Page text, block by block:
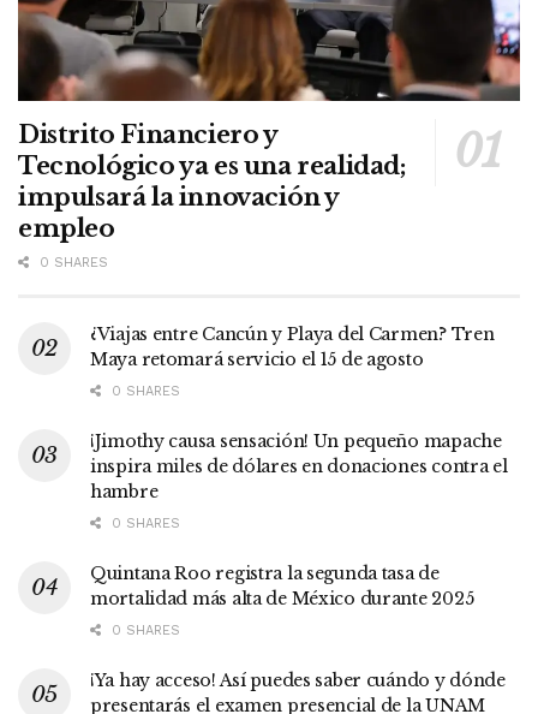
Distrito Financiero y
Tecnológico ya es una realidad;
impulsará la innovación y
empleo
0 SHARES
¿Viajas entre Cancún y Playa del Carmen? Tren
Maya retomará servicio el 15 de agosto
0 SHARES
¡Jimothy causa sensación! Un pequeño mapache
inspira miles de dólares en donaciones contra el
hambre
0 SHARES
Quintana Roo registra la segunda tasa de
mortalidad más alta de México durante 2025
0 SHARES
¡Ya hay acceso! Así puedes saber cuándo y dónde
presentarás el examen presencial de la UNAM